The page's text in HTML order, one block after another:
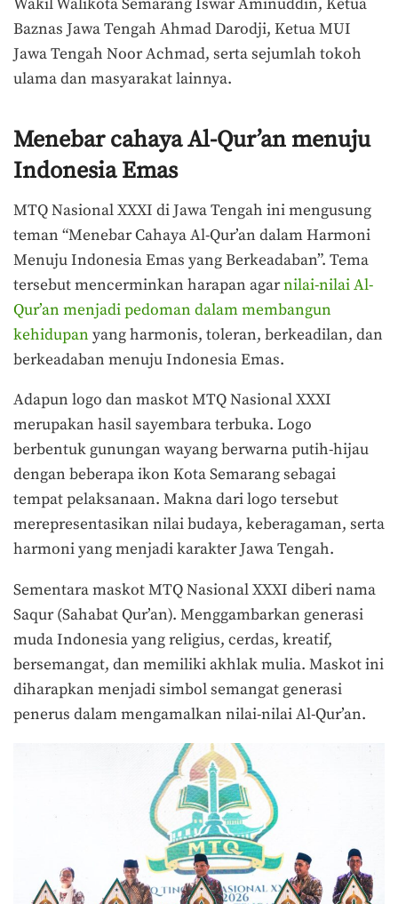
Wakil Walikota Semarang Iswar Aminuddin, Ketua
Baznas Jawa Tengah Ahmad Darodji, Ketua MUI
Jawa Tengah Noor Achmad, serta sejumlah tokoh
ulama dan masyarakat lainnya.
Menebar cahaya Al-Qur’an menuju
Indonesia Emas
MTQ Nasional XXXI di Jawa Tengah ini mengusung
teman “Menebar Cahaya Al-Qur’an dalam Harmoni
Menuju Indonesia Emas yang Berkeadaban”. Tema
tersebut mencerminkan harapan agarnilai-nilai Al-
Qur’an menjadi pedoman dalam membangun
kehidupan yang harmonis, toleran, berkeadilan, dan
berkeadaban menuju Indonesia Emas.
Adapun logo dan maskot MTQ Nasional XXXI
merupakan hasil sayembara terbuka. Logo
berbentuk gunungan wayang berwarna putih-hijau
dengan beberapa ikon Kota Semarang sebagai
tempat pelaksanaan. Makna dari logo tersebut
merepresentasikan nilai budaya, keberagaman, serta
harmoni yang menjadi karakter Jawa Tengah.
Sementara maskot MTQ Nasional XXXI diberi nama
Saqur (Sahabat Qur’an). Menggambarkan generasi
muda Indonesia yang religius, cerdas, kreatif,
bersemangat, dan memiliki akhlak mulia. Maskot ini
diharapkan menjadi simbol semangat generasi
penerus dalam mengamalkan nilai-nilai Al-Qur’an.